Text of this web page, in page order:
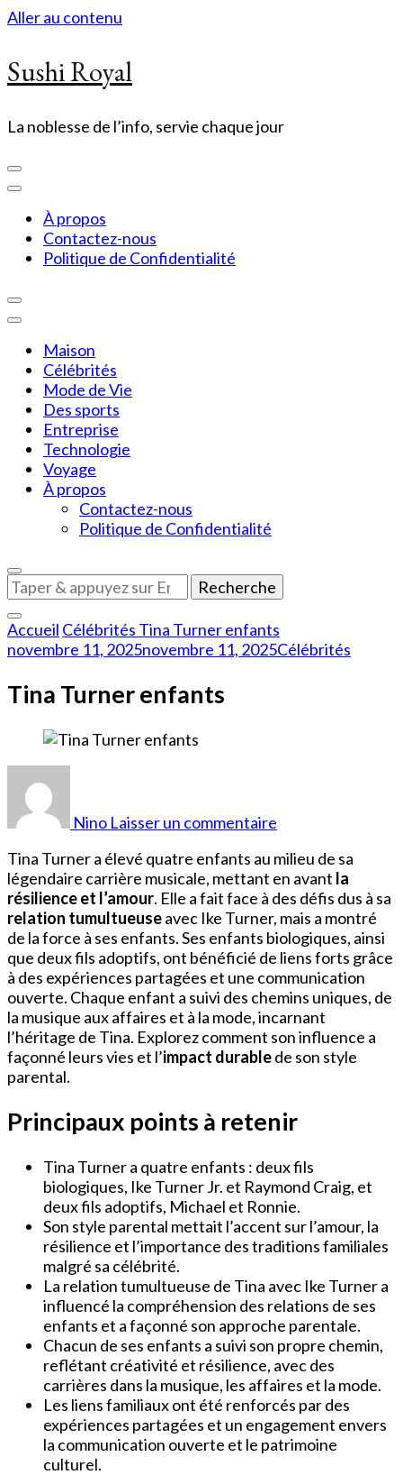
Aller au contenu
Sushi Royal
La noblesse de l’info, servie chaque jour
À propos
Contactez-nous
Politique de Confidentialité
Maison
Célébrités
Mode de Vie
Des sports
Entreprise
Technologie
Voyage
À propos
Contactez-nous
Politique de Confidentialité
Vous
recherchiez
quelque
chose
?
Accueil Célébrités Tina Turner enfants
novembre 11, 2025novembre 11, 2025Célébrités
Tina Turner enfants
Nino Laisser un commentaire
enfants
Tina Turner a élevé quatre enfants au milieu de sa
légendaire carrière musicale, mettant en avant la
résilience et l’amour. Elle a fait face à des défis dus à sa
relation tumultueuseavec Ike Turner, mais a montré
de la force à ses enfants. Ses enfants biologiques, ainsi
que deux fils adoptifs, ont bénéficié de liens forts grâce
à des expériences partagées et une communication
ouverte. Chaque enfant a suivi des chemins uniques, de
la musique aux affaires et à la mode, incarnant
l’héritage de Tina. Explorez comment son influence a
façonné leurs vies et l’impact durablede son style
parental.
Principaux points à retenir
Tina Turner a quatre enfants : deux fils
biologiques, Ike Turner Jr. et Raymond Craig, et
deux fils adoptifs, Michael et Ronnie.
Son style parental mettait l’accent sur l’amour, la
résilience et l’importance des traditions familiales
malgré sa célébrité.
La relation tumultueuse de Tina avec Ike Turner a
influencé la compréhension des relations de ses
enfants et a façonné son approche parentale.
Chacun de ses enfants a suivi son propre chemin,
reflétant créativité et résilience, avec des
carrières dans la musique, les affaires et la mode.
Les liens familiaux ont été renforcés par des
expériences partagées et un engagement envers
la communication ouverte et le patrimoine
culturel.